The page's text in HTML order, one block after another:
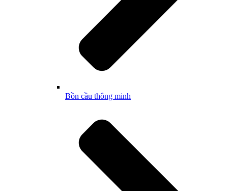
Bồn cầu thông minh